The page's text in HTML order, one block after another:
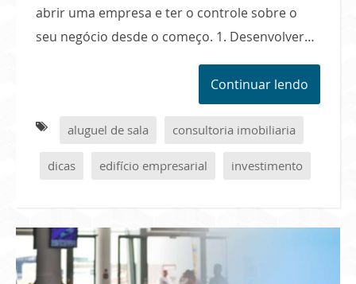
abrir uma empresa e ter o controle sobre o
seu negócio desde o começo. 1. Desenvolver…
Continuar lendo
aluguel de sala consultoria imobiliaria
dicas edifício empresarial investimento